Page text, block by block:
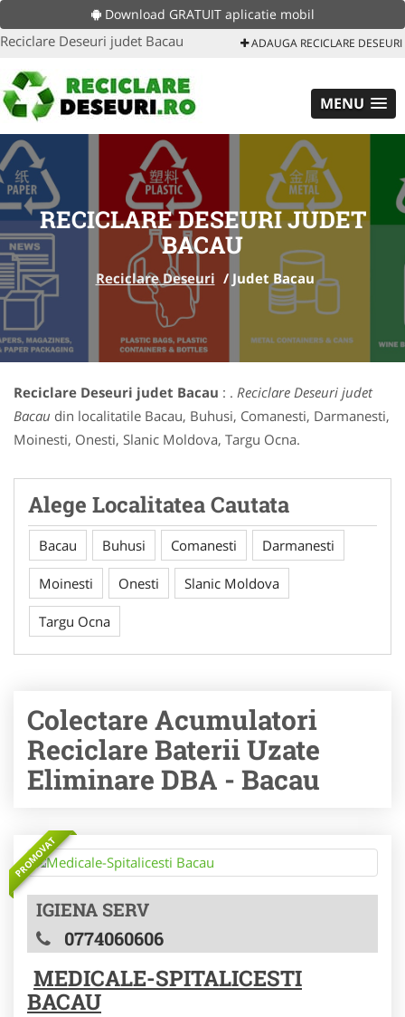
Download GRATUIT aplicatie mobil
Reciclare Deseuri judet Bacau ADAUGA RECICLARE DESEURI
MENU
RECICLARE DESEURI JUDET
BACAU
Reciclare Deseuri / Judet Bacau
Reciclare Deseuri judet Bacau : . Reciclare Deseuri judet
Bacau din localitatile Bacau, Buhusi, Comanesti, Darmanesti,
Moinesti, Onesti, Slanic Moldova, Targu Ocna.
Alege Localitatea Cautata
Bacau Buhusi Comanesti Darmanesti
Moinesti Onesti Slanic Moldova
Targu Ocna
Colectare Acumulatori
Reciclare Baterii Uzate
Eliminare DBA - Bacau
PROMOVAT
IGIENA SERV
0774060606
MEDICALE-SPITALICESTI
BACAU